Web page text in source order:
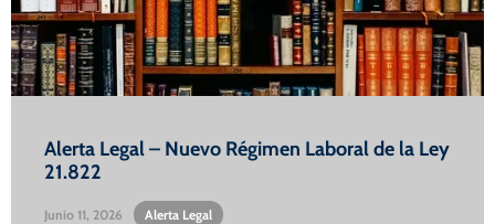
Alerta Legal – Nuevo Régimen Laboral de la Ley
21.822
Junio 11, 2026 Alerta Legal